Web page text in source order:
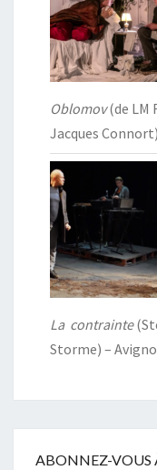
Oblomov(de LM
Jacques
La contrainte
Storme) –
ABONNEZ-VOUS